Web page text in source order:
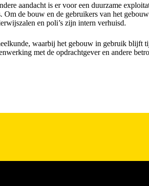
aandacht is er voor een duurzame
de bouw en de gebruikers van het
en poli’s zijn intern verhuisd.
waarbij het gebouw in gebruik blijft
met de opdrachtgever en andere